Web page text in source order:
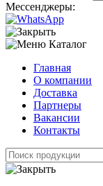
Мессенджеры:
Каталог
Главная
О компании
Доставка
Партнеры
Вакансии
Контакты